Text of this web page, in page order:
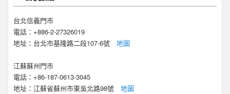
台北信義門市
電話：+886-2-27326019
地址：台北市基隆路二段107-6號 地圖
江蘇蘇州門市
電話：+86-187-0613-3045
地址：江蘇省蘇州市東吳北路98號 地圖